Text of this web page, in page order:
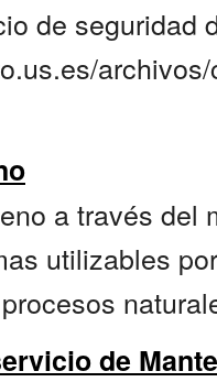
de seguridad
a través del
utilizables
de